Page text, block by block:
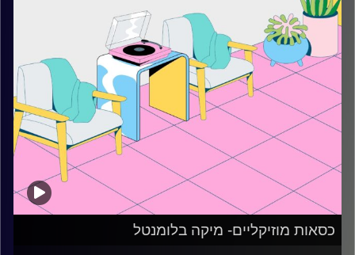
כסאות מוזיקליים- מיקה בלומנטל